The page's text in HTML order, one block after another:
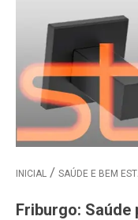
INICIAL SAÚDE E BEM
Friburgo: Saúde